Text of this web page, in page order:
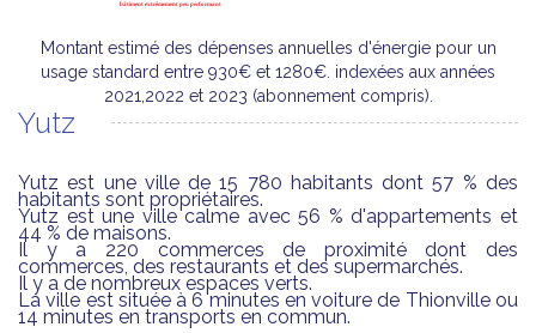
Montant estimé des dépenses annuelles d'énergie pour un
usage standard entre 930€ et 1280€. indexées aux années
2021,2022 et 2023 (abonnement compris).
Yutz
Yutz est une ville de 15 780 habitants dont 57 % des
habitants sont propriétaires.
Yutz est une ville calme avec 56 % d'appartements et
44 % de maisons.
Il y a 220 commerces de proximité dont des
commerces, des restaurants et des supermarchés.
Il y a de nombreux espaces verts.
La ville est située à 6 minutes en voiture de Thionville ou
14 minutes en transports en commun.